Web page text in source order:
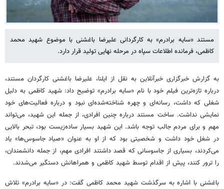
مستند «سایه برادرم» به کارگردانی علیرضا باغشنی با موضوع شهید محمد
کاظمی، فرمانده اطلاعات سپاه در مرحله نهایی تولید قرار دارد.
به گزارش خبرگزاری خبرآنلاین به نقل از ایلنا، علیرضا باغشنی کارگردان مستند،
درباره تازه‌ترین فیلم خود با نام «سایه برادرم» توضیح داد: شهید کاظمی به دلیل
شغلی که داشت، رسانه‌ای و چهره شناخته‌شده‌ای نبود و درباره فعالیت‌های خود
نمایشی نداشت. ساخت مستند درباره چنین افرادی، از جمله این شهید، می‌تواند
مهم و برای مردم جالب توجه باشد. این شهید بسیار ساده‌زیست بود، تبحر بالایی
در شغل خود داشت و شخصیتی بود که از او به عنوان «صیاد جاسوس‌ها» یاد
می‌کردند، بسیاری از جاسوسانی که قصد داشتند افرادی مهم، از جمله دانشمندان،
را ترور کنند، پیش از اقدام توسط شهید کاظمی و همراهانش دستگیر می‌شدند.
باغشنی با اشاره به سرگذشت شهید محمد کاظمی گفت: در «سایه برادرم» تلاش